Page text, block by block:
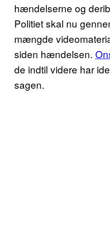
hændelserne og
Politiet skal nu
mængde
siden hændelsen.
de indtil videre har
sagen.